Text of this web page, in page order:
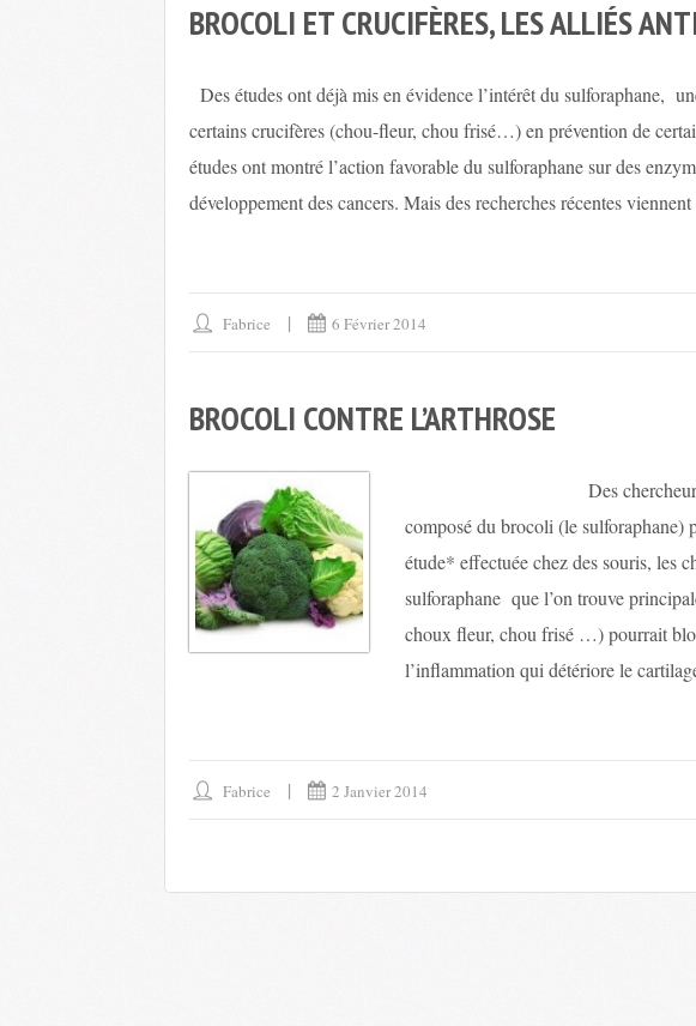
BROCOLI ET CRUCIFÈRES, LES ALLIÉS
Des études ont déjà mis en évidence l’intérêt du sulforaphane,
certains crucifères (chou-fleur, chou frisé…) en prévention de
études ont montré l’action favorable du sulforaphane sur des
développement des cancers. Mais des recherches récentes
Fabrice 6 Février 2014
BROCOLI CONTRE L’ARTHROSE
Des chercheurs
composé du brocoli (le sulforaphane)
étude* effectuée chez des souris, les
sulforaphane que l’on trouve
choux fleur, chou frisé …) pourrait
l’inflammation qui détériore le
Fabrice 2 Janvier 2014